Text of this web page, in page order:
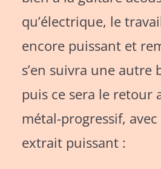
qu’électrique, le
encore puissant et
s’en suivra une autre
puis ce sera le retour
métal-progressif,
extrait puissant :